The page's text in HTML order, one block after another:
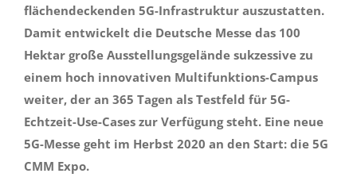
flächendeckenden 5G-Infrastruktur auszustatten.
Damit entwickelt die Deutsche Messe das 100
Hektar große Ausstellungsgelände sukzessive zu
einem hoch innovativen Multifunktions-Campus
weiter, der an 365 Tagen als Testfeld für 5G-
Echtzeit-Use-Cases zur Verfügung steht. Eine neue
5G-Messe geht im Herbst 2020 an den Start: die 5G
CMM Expo.